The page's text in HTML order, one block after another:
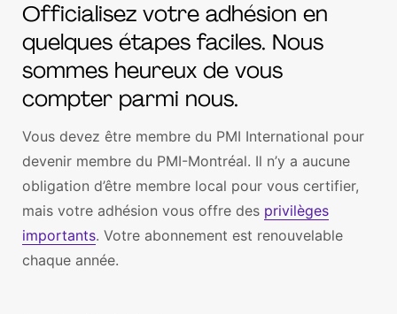
Officialisez votre adhésion en
quelques étapes faciles. Nous
sommes heureux de vous
compter parmi nous.
Vous devez être membre du PMI International pour
devenir membre du PMI-Montréal. Il n’y a aucune
obligation d’être membre local pour vous certifier,
mais votre adhésion vous offre des privilèges
importants. Votre abonnement est renouvelable
chaque année.